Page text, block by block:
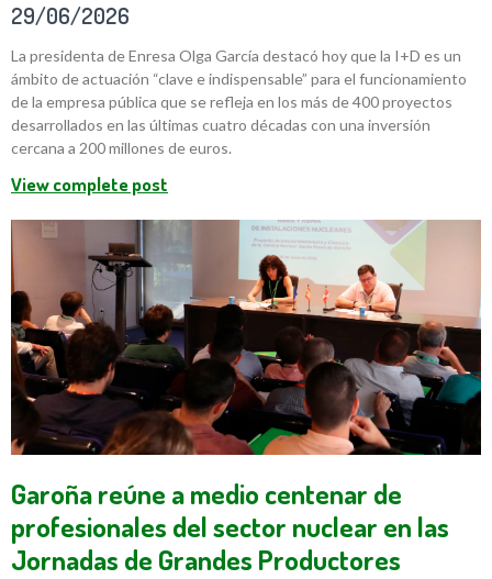
29/06/2026
La presidenta de Enresa Olga García destacó hoy que la I+D es un
ámbito de actuación “clave e indispensable” para el funcionamiento
de la empresa pública que se refleja en los más de 400 proyectos
desarrollados en las últimas cuatro décadas con una inversión
cercana a 200 millones de euros.
View complete post
Garoña reúne a medio centenar de
profesionales del sector nuclear en las
Jornadas de Grandes Productores